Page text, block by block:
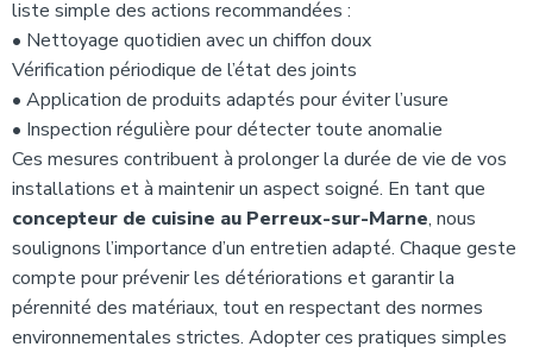
liste simple des actions recommandées :
• Nettoyage quotidien avec un chiffon doux
Vérification périodique de l’état des joints
• Application de produits adaptés pour éviter l’usure
• Inspection régulière pour détecter toute anomalie
Ces mesures contribuent à prolonger la durée de vie de vos
installations et à maintenir un aspect soigné. En tant que
concepteur de cuisine au Perreux-sur-Marne, nous
soulignons l’importance d’un entretien adapté. Chaque geste
compte pour prévenir les détériorations et garantir la
pérennité des matériaux, tout en respectant des normes
environnementales strictes. Adopter ces pratiques simples